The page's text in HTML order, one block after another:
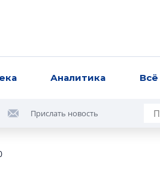
Аналитика
Прислать новость